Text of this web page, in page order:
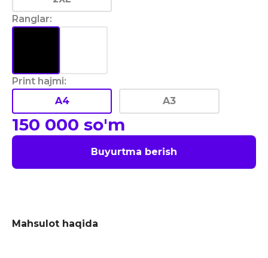
Ranglar:
Print hajmi:
A4
A3
150 000 so'm
Buyurtma berish
Mahsulot haqida